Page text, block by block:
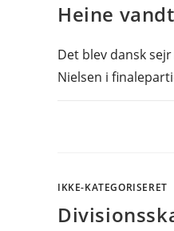
Heine
Det blev dansk
Nielsen i
IKKE-KATEGORISERET